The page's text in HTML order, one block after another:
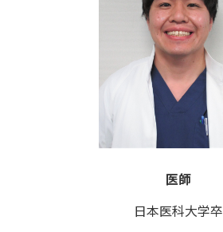
医師
日本医科大学卒